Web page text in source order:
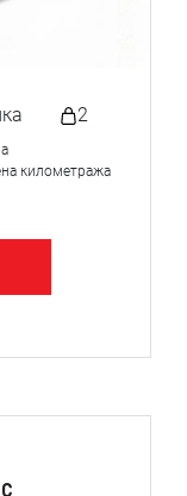
2
километража